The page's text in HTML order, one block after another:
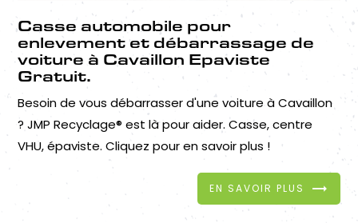
Casse automobile pour
enlevement et débarrassage de
voiture à Cavaillon Epaviste
Gratuit.
Besoin de vous débarrasser d'une voiture à Cavaillon
? JMP Recyclage® est là pour aider. Casse, centre
VHU, épaviste. Cliquez pour en savoir plus !
EN SAVOIR PLUS